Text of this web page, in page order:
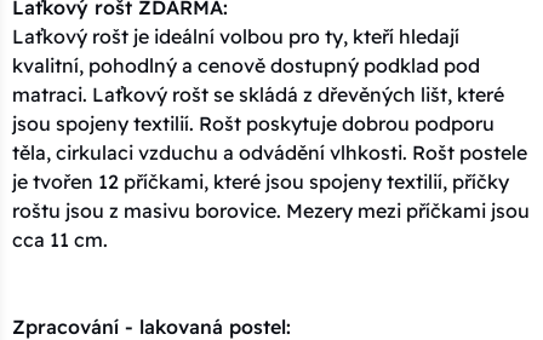
Laťkový rošt ZDARMA:
Laťkový rošt je ideální volbou pro ty, kteří hledají
kvalitní, pohodlný a cenově dostupný podklad pod
matraci. Laťkový rošt se skládá z dřevěných lišt, které
jsou spojeny textilií. Rošt poskytuje dobrou podporu
těla, cirkulaci vzduchu a odvádění vlhkosti. Rošt postele
je tvořen 12 příčkami, které jsou spojeny textilií, příčky
roštu jsou z masivu borovice. Mezery mezi příčkami jsou
cca 11 cm.
Zpracování - lakovaná postel: